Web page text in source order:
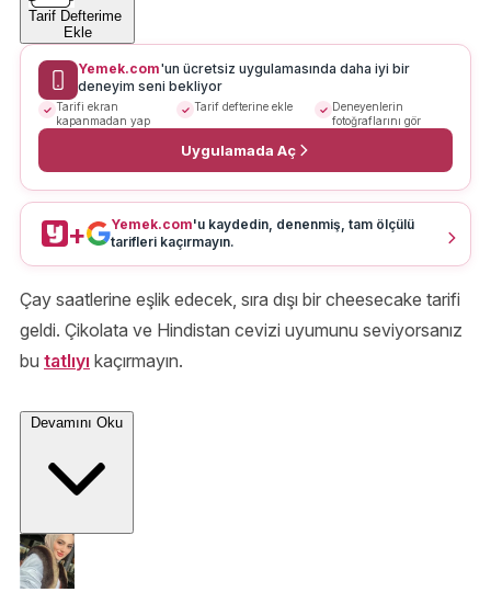
Tarif Defterime
Ekle
Yemek.com'un ücretsiz uygulamasında daha iyi bir
deneyim seni bekliyor
Tarifi ekran
kapanmadan yap
Tarif defterine ekle
Deneyenlerin
fotoğraflarını gör
Uygulamada Aç
+ Yemek.com'u kaydedin, denenmiş, tam ölçülü
tarifleri kaçırmayın.
Çay saatlerine eşlik edecek, sıra dışı bir cheesecake tarifi
geldi. Çikolata ve Hindistan cevizi uyumunu seviyorsanız
bu tatlıyı kaçırmayın.
Devamını Oku